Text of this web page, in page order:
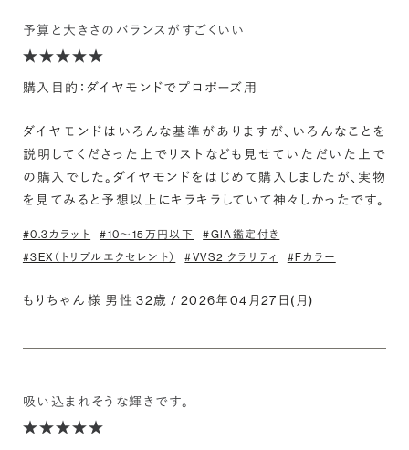
予算と大きさのバランスがすごくいい
購入目的：ダイヤモンドでプロポーズ用
ダイヤモンドはいろんな基準がありますが、いろんなことを
説明してくださった上でリストなども見せていただいた上で
の購入でした。ダイヤモンドをはじめて購入しましたが、実物
を見てみると予想以上にキラキラしていて神々しかったです。
#0.3カラット #10〜15万円以下
#GIA鑑定付き
#3EX（トリプルエクセレント）
#VVS2 クラリティ #Fカラー
もりちゃん 様 男性 32歳 / 2026年04月27日(月)
吸い込まれそうな輝きです。